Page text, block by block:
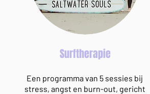
Surftherapie
Een programma van 5 sessies bij
stress, angst en burn-out, gericht